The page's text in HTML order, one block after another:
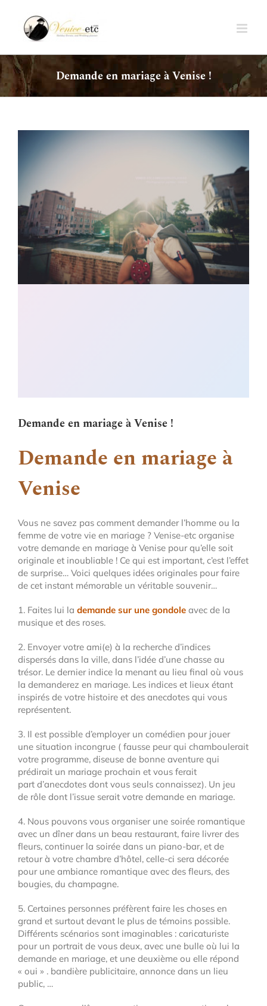
contenu
Demande en mariage à Venise !
Demande en mariage à Venise !
Demande en mariage à
Venise
Vous ne savez pas comment demander l’homme ou la
femme de votre vie en mariage ? Venise-etc organise
votre demande en mariage à Venise pour qu’elle soit
originale et inoubliable ! Ce qui est important, c’est l’effet
de surprise… Voici quelques idées originales pour faire
de cet instant mémorable un véritable souvenir…
1. Faites lui la demande sur une gondole avec de la
musique et des roses.
2. Envoyer votre ami(e) à la recherche d’indices
dispersés dans la ville, dans l’idée d’une chasse au
trésor. Le dernier indice la menant au lieu final où vous
la demanderez en mariage. Les indices et lieux étant
inspirés de votre histoire et des anecdotes qui vous
représentent.
3. Il est possible d’employer un comédien pour jouer
une situation incongrue ( fausse peur qui chamboulerait
votre programme, diseuse de bonne aventure qui
prédirait un mariage prochain et vous ferait
part d’anecdotes dont vous seuls connaissez). Un jeu
de rôle dont l’issue serait votre demande en mariage.
4. Nous pouvons vous organiser une soirée romantique
avec un dîner dans un beau restaurant, faire livrer des
fleurs, continuer la soirée dans un piano-bar, et de
retour à votre chambre d’hôtel, celle-ci sera décorée
pour une ambiance romantique avec des fleurs, des
bougies, du champagne.
5. Certaines personnes préfèrent faire les choses en
grand et surtout devant le plus de témoins possible.
Différents scénarios sont imaginables : caricaturiste
pour un portrait de vous deux, avec une bulle où lui la
demande en mariage, et une deuxième ou elle répond
« oui » . bandière publicitaire, annonce dans un lieu
public, …